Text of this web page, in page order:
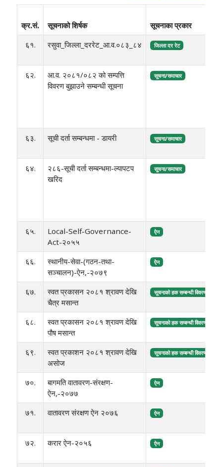
क्र.सं. सूचनाको शिर्षक सूचनाका प्रकार
६१.
रसुवा_जिल्ला_दररेट_आ.व.०८३_८४ जिल्ला दर रेट
६२.
आ.व. २०८१/०८२ को सम्पत्ति
विवरण बुझाउने सम्बन्धी सूचना
सूचना/समाचार
६३.
सूची दर्ता सम्बन्धमा - डायरी सूचना/समाचार
६४.
२८६-सूची दर्ता सम्बन्धमा-ल्यापटप
खरिद
सूचना/समाचार
६५.
Local-Self-Governance-
Act-२०५५
ऐन
६६.
स्थानीय-सेवा-(गठन-तथा-
सञ्चालन)-ऐन,-२०७९
ऐन
६७.
स्वत प्रकासन २०८१ श्रावण देखि
चैत्र मसान्त
सूचनाको हक सम्बन्धी विवरण
६८.
स्वत प्रकासन २०८१ श्रावण देखि
पौष मसान्त
सूचनाको हक सम्बन्धी विवरण
६९.
स्वत प्रकाशन २०८१ श्रावण देखि
असोज
सूचनाको हक सम्बन्धी विवरण
७०.
बागमति वातावरण-संरक्षण-
ऐन,-२०७७
ऐन
७१.
वातावरण संरक्षण ऐन २०७६ ऐन
७२.
करार ऐन-२०५६ ऐन